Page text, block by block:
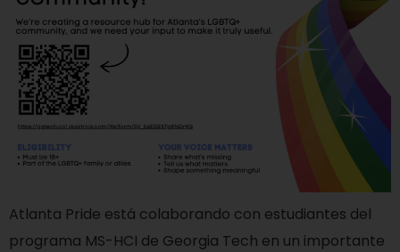
Atlanta Pride está colaborando con estudiantes del
programa MS-HCI de Georgia Tech en un importante